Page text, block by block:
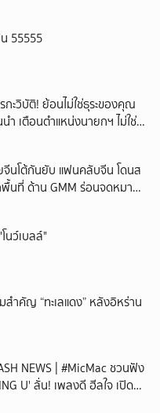
55555
กะวิบัติ! ย้อนไม่ใช่ธุระของคุณ
ำ เตือนตำแหน่งนายกฯ ไม่ใช่
จีนโต้กันยับ แฟนคลับจีน โดนส
นที่ ด้าน GMM ร่อนจดหมาย
นว์เบลล์"
สำคัญ “ทะเลแดง” หลังอิหร่าน
NEWS | #MicMac ชวนฟัง
U' ลั่น! เพลงดี ฮีลใจ เปิด